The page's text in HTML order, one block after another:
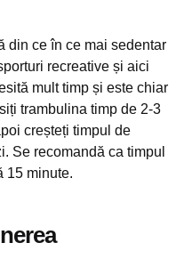
din ce în ce mai sedentar
recreative și aici
mult timp și este chiar
trambulina timp de 2-3
creșteți timpul de
Se recomandă ca timpul
15 minute.